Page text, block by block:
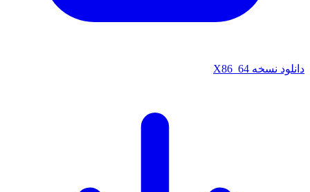
دانلود نسخه X86_64